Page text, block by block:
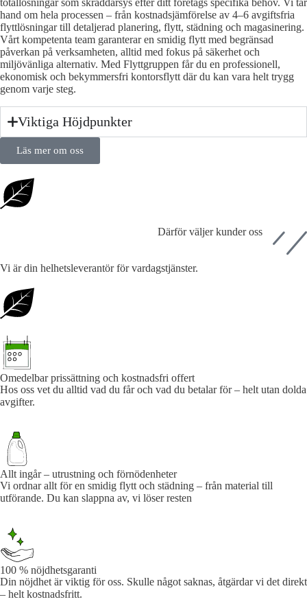
hand om hela processen – från kostnadsjämförelse av 4–6 avgiftsfria
flyttlösningar till detaljerad planering, flytt, städning och magasinering.
Vårt kompetenta team garanterar en smidig flytt med begränsad
påverkan på verksamheten, alltid med fokus på säkerhet och
miljövänliga alternativ. Med Flyttgruppen får du en professionell,
ekonomisk och bekymmersfri kontorsflytt där du kan vara helt trygg
genom varje steg.
Viktiga Höjdpunkter
Läs mer om oss
Därför väljer kunder oss
Vi är din helhetsleverantör för vardagstjänster.
Omedelbar prissättning och kostnadsfri offert
Hos oss vet du alltid vad du får och vad du betalar för – helt utan dolda
avgifter.
Allt ingår – utrustning och förnödenheter
Vi ordnar allt för en smidig flytt och städning – från material till
utförande. Du kan slappna av, vi löser resten
100 % nöjdhetsgaranti
Din nöjdhet är viktig för oss. Skulle något saknas, åtgärdar vi det direkt
– helt kostnadsfritt.